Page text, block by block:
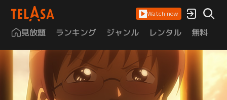
Watch now
見放題 ランキング ジャンル レンタル 無料